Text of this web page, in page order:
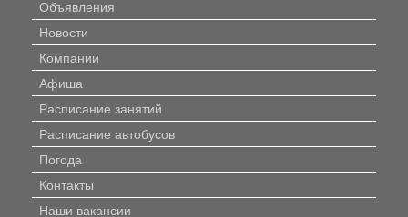
Объявления
Новости
Компании
Афиша
Расписание занятий
Расписание автобусов
Погода
Контакты
Наши вакансии